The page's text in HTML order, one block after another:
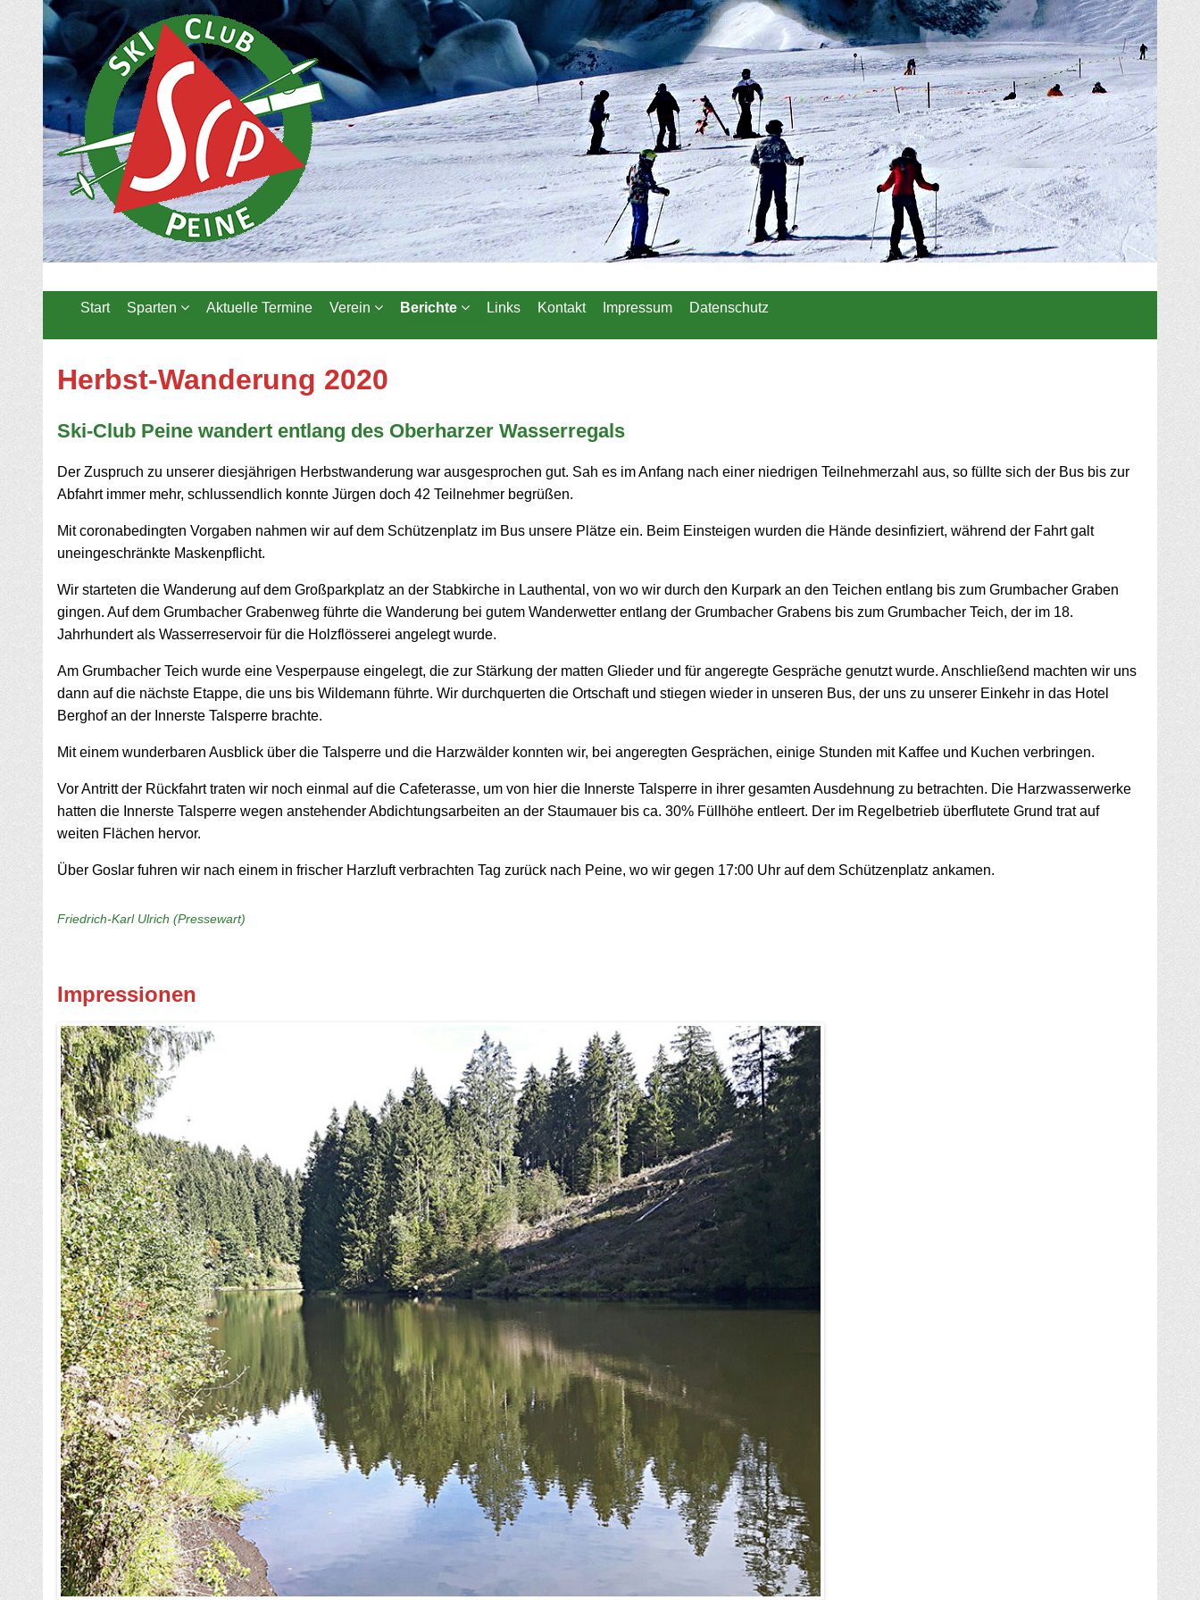
Start Sparten Aktuelle Termine Verein Berichte Links Kontakt Impressum Datenschutz
Herbst-Wanderung 2020
Ski-Club Peine wandert entlang des Oberharzer Wasserregals
Der Zuspruch zu unserer diesjährigen Herbstwanderung war ausgesprochen gut. Sah es im Anfang nach einer niedrigen Teilnehmerzahl aus, so füllte sich der Bus bis zur
Abfahrt immer mehr, schlussendlich konnte Jürgen doch 42 Teilnehmer begrüßen.
Mit coronabedingten Vorgaben nahmen wir auf dem Schützenplatz im Bus unsere Plätze ein. Beim Einsteigen wurden die Hände desinfiziert, während der Fahrt galt
uneingeschränkte Maskenpflicht.
Wir starteten die Wanderung auf dem Großparkplatz an der Stabkirche in Lauthental, von wo wir durch den Kurpark an den Teichen entlang bis zum Grumbacher Graben
gingen. Auf dem Grumbacher Grabenweg führte die Wanderung bei gutem Wanderwetter entlang der Grumbacher Grabens bis zum Grumbacher Teich, der im 18.
Jahrhundert als Wasserreservoir für die Holzflösserei angelegt wurde.
Am Grumbacher Teich wurde eine Vesperpause eingelegt, die zur Stärkung der matten Glieder und für angeregte Gespräche genutzt wurde. Anschließend machten wir uns
dann auf die nächste Etappe, die uns bis Wildemann führte. Wir durchquerten die Ortschaft und stiegen wieder in unseren Bus, der uns zu unserer Einkehr in das Hotel
Berghof an der Innerste Talsperre brachte.
Mit einem wunderbaren Ausblick über die Talsperre und die Harzwälder konnten wir, bei angeregten Gesprächen, einige Stunden mit Kaffee und Kuchen verbringen.
Vor Antritt der Rückfahrt traten wir noch einmal auf die Cafeterasse, um von hier die Innerste Talsperre in ihrer gesamten Ausdehnung zu betrachten. Die Harzwasserwerke
hatten die Innerste Talsperre wegen anstehender Abdichtungsarbeiten an der Staumauer bis ca. 30% Füllhöhe entleert. Der im Regelbetrieb überflutete Grund trat auf
weiten Flächen hervor.
Über Goslar fuhren wir nach einem in frischer Harzluft verbrachten Tag zurück nach Peine, wo wir gegen 17:00 Uhr auf dem Schützenplatz ankamen.
Friedrich-Karl Ulrich (Pressewart)
Impressionen